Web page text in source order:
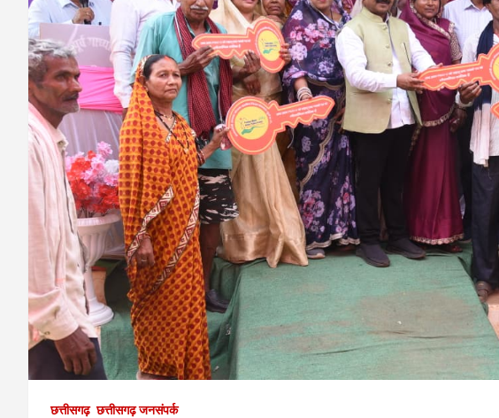
छत्तीसगढ़ छत्तीसगढ़ जनसंपर्क